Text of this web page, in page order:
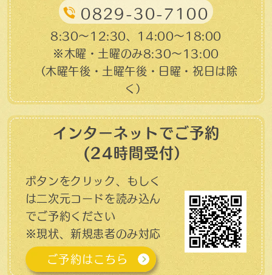
0829-30-7100
8:30～12:30、14:00～18:00
※木曜・土曜のみ8:30〜13:00
（木曜午後・土曜午後・日曜・祝日は除
く）
インターネットでご予約
(24時間受付）
ボタンをクリック、もしく
は二次元コードを読み込ん
でご予約ください
※現状、新規患者のみ対応
ご予約はこちら